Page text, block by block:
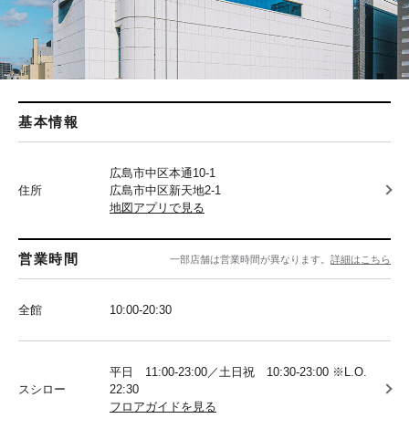
基本情報
住所
広島市中区本通10-1
広島市中区新天地2-1
地図アプリで見る
営業時間 一部店舗は営業時間が異なります。 詳細はこちら
全館 10:00-20:30
スシロー
平日 11:00-23:00／土日祝 10:30-23:00 ※L.O.
22:30
フロアガイドを見る